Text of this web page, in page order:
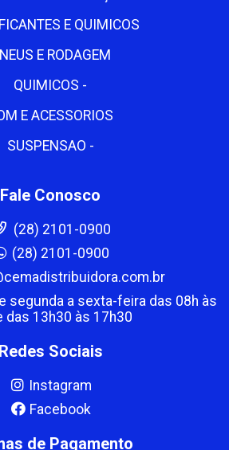
E QUIMICOS
E RODAGEM
QUIMICOS -
E ACESSORIOS
SUSPENSAO -
Fale Conosco
(28) 2101-0900
(28) 2101-0900
segunda a sexta-feira das 08h às
das 13h30 às 17h30
Redes Sociais
Instagram
Facebook
de Pagamento